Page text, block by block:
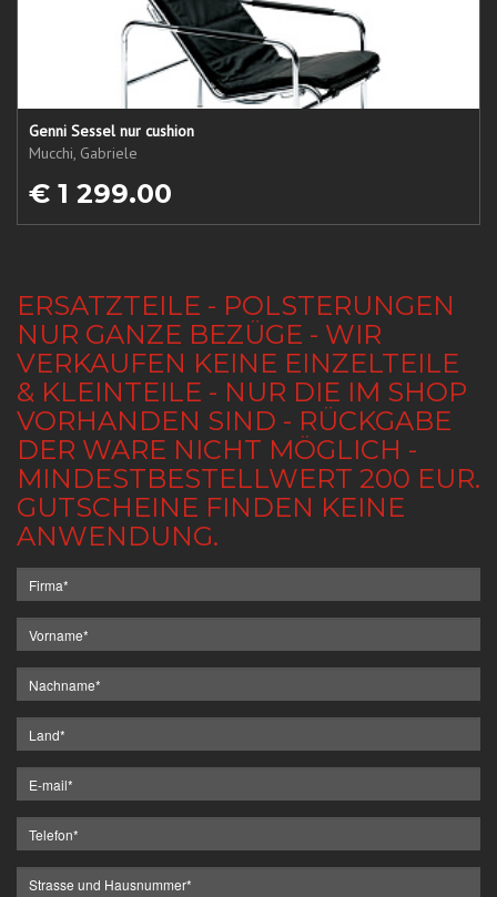
Genni Sessel nur cushion
Mucchi, Gabriele
€ 1 299.00
ERSATZTEILE - POLSTERUNGEN
NUR GANZE BEZÜGE - WIR
VERKAUFEN KEINE EINZELTEILE
& KLEINTEILE - NUR DIE IM SHOP
VORHANDEN SIND - RÜCKGABE
DER WARE NICHT MÖGLICH -
MINDESTBESTELLWERT 200 EUR.
GUTSCHEINE FINDEN KEINE
ANWENDUNG.